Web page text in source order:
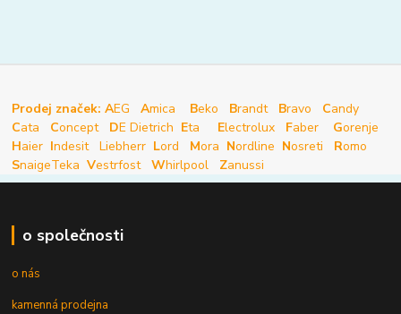
Prodej značek: AEG Amica Beko Brandt Bravo Candy
Cata Concept DE Dietrich Eta Electrolux Faber Gorenje
Haier Indesit Liebherr Lord Mora Nordline Nosreti Romo
SnaigeTeka Vestrfost Whirlpool Zanussi
o společnosti
o nás
kamenná prodejna